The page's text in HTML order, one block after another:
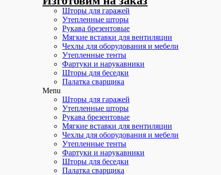
Шторы для гаражей
Утепленные шторы
Рукава брезентовые
Мягкие вставки для вентиляции
Чехлы для оборудования и мебели
Утепленные тенты
Фартуки и нарукавники
Шторы для беседки
Палатка сварщика
Menu
Шторы для гаражей
Утепленные шторы
Рукава брезентовые
Мягкие вставки для вентиляции
Чехлы для оборудования и мебели
Утепленные тенты
Фартуки и нарукавники
Шторы для беседки
Палатка сварщика